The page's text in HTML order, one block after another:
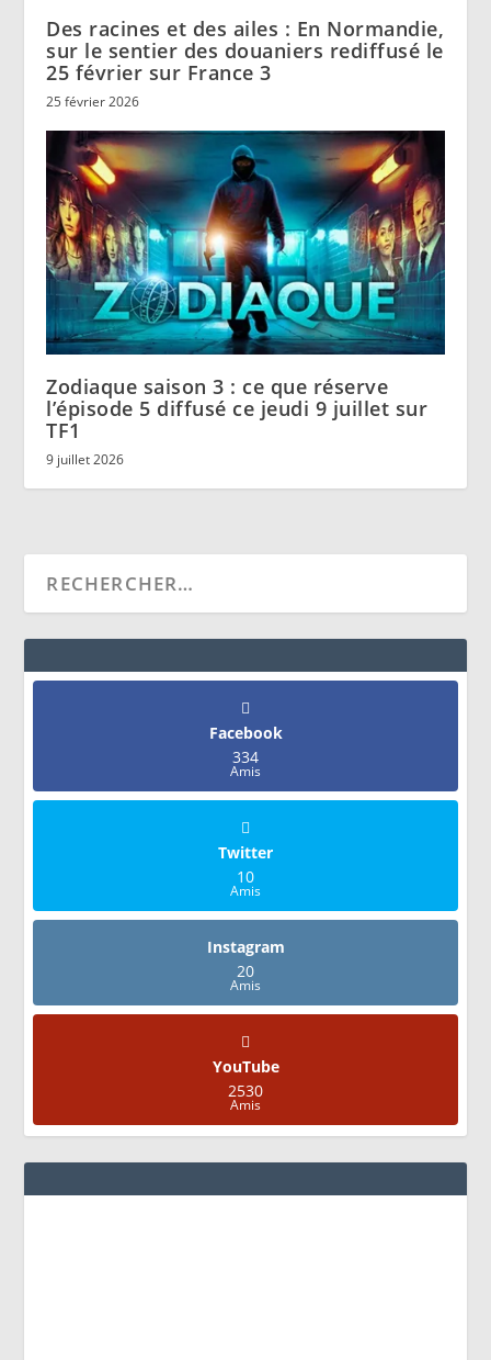
Des racines et des ailes : En Normandie,
sur le sentier des douaniers rediffusé le
25 février sur France 3
25 février 2026
Zodiaque saison 3 : ce que réserve
l’épisode 5 diffusé ce jeudi 9 juillet sur
TF1
9 juillet 2026
Facebook
334
Amis
Twitter
10
Amis
Instagram
20
Amis
YouTube
2530
Amis